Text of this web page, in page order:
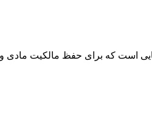
است که برای حفظ مالکیت